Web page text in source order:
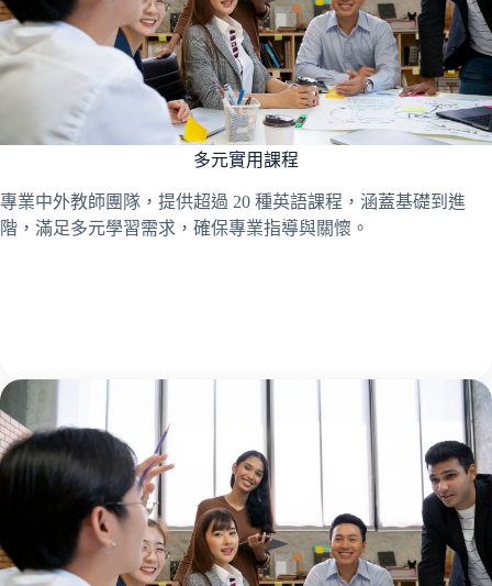
多元實用課程
專業中外教師團隊，提供超過 20 種英語課程，涵蓋基礎到進
階，滿足多元學習需求，確保專業指導與關懷。